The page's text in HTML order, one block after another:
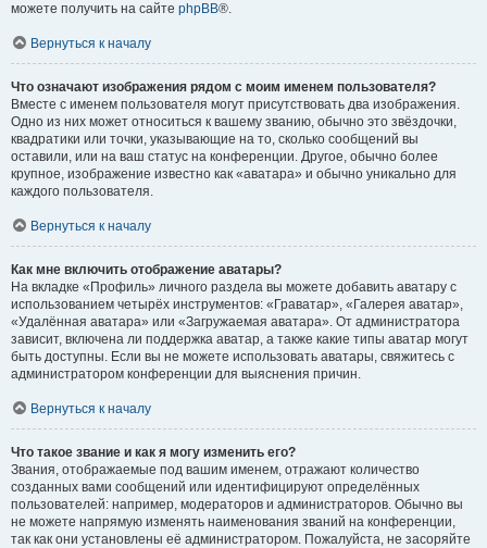
можете получить на сайте phpBB®.
Вернуться к началу
Что означают изображения рядом с моим именем пользователя?
Вместе с именем пользователя могут присутствовать два изображения.
Одно из них может относиться к вашему званию, обычно это звёздочки,
квадратики или точки, указывающие на то, сколько сообщений вы
оставили, или на ваш статус на конференции. Другое, обычно более
крупное, изображение известно как «аватара» и обычно уникально для
каждого пользователя.
Вернуться к началу
Как мне включить отображение аватары?
На вкладке «Профиль» личного раздела вы можете добавить аватару с
использованием четырёх инструментов: «Граватар», «Галерея аватар»,
«Удалённая аватара» или «Загружаемая аватара». От администратора
зависит, включена ли поддержка аватар, а также какие типы аватар могут
быть доступны. Если вы не можете использовать аватары, свяжитесь с
администратором конференции для выяснения причин.
Вернуться к началу
Что такое звание и как я могу изменить его?
Звания, отображаемые под вашим именем, отражают количество
созданных вами сообщений или идентифицируют определённых
пользователей: например, модераторов и администраторов. Обычно вы
не можете напрямую изменять наименования званий на конференции,
так как они установлены её администратором. Пожалуйста, не засоряйте